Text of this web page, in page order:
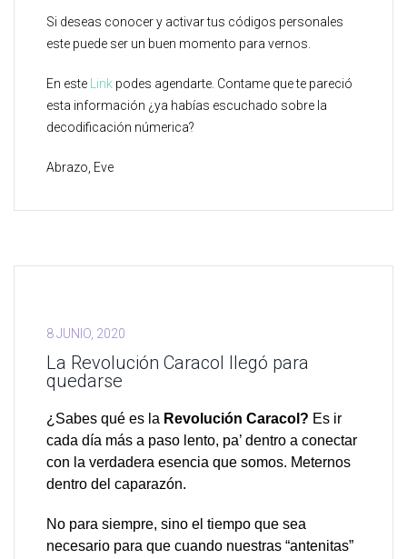
Si deseas conocer y activar tus códigos personales
este puede ser un buen momento para vernos.
En este Link podes agendarte. Contame que te pareció
esta información ¿ya habías escuchado sobre la
decodificación númerica?
Abrazo, Eve
8 JUNIO, 2020
La Revolución Caracol llegó para
quedarse
¿Sabes qué es la Revolución Caracol? Es ir
cada día más a paso lento, pa’ dentro a conectar
con la verdadera esencia que somos. Meternos
dentro del caparazón.
No para siempre, sino el tiempo que sea
necesario para que cuando nuestras “antenitas”